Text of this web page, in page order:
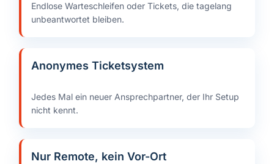
Endlose Warteschleifen oder Tickets, die tagelang
unbeantwortet bleiben.
Anonymes Ticketsystem
Jedes Mal ein neuer Ansprechpartner, der Ihr Setup
nicht kennt.
Nur Remote, kein Vor-Ort